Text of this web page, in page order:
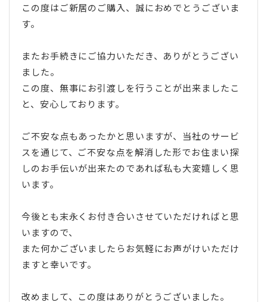
この度はご新居のご購入、誠におめでとうございま
す。
またお手続きにご協力いただき、ありがとうござい
ました。
この度、無事にお引渡しを行うことが出来ましたこ
と、安心しております。
ご不安な点もあったかと思いますが、当社のサービ
スを通じて、ご不安な点を解消した形でお住まい探
しのお手伝いが出来たのであれば私も大変嬉しく思
います。
今後とも末永くお付き合いさせていただければと思
いますので、
また何かございましたらお気軽にお声がけいただけ
ますと幸いです。
改めまして、この度はありがとうございました。